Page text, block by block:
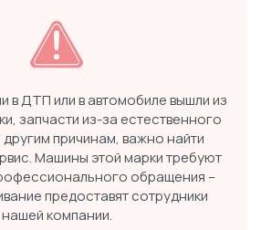
в ДТП или в автомобиле вышли из
запчасти из-за естественного
причинам, важно найти
Машины этой марки требуют
обращения –
предоставят сотрудники
нашей компании.